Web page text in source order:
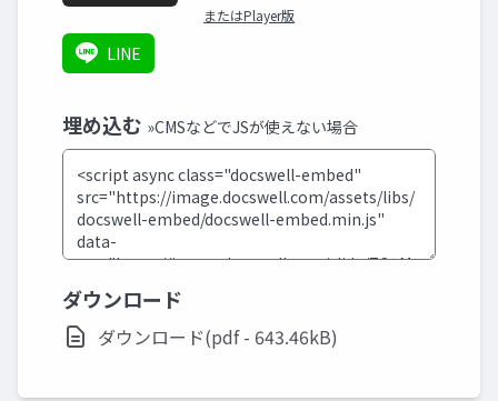
またはPlayer版
LINE
埋め込む »CMSなどでJSが使えない場合
ダウンロード
ダウンロード(pdf - 643.46kB)